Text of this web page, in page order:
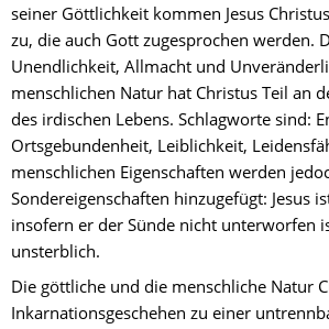
seiner Göttlichkeit kommen Jesus
zu, die auch Gott zugesprochen werden.
Unendlichkeit, Allmacht und
menschlichen Natur hat Christus Teil an
des irdischen Lebens. Schlagworte sind:
Ortsgebundenheit, Leiblichkeit,
menschlichen Eigenschaften werden
Sondereigenschaften hinzugefügt: Jesus
insofern er der Sünde nicht unterworfen
unsterblich.
Die göttliche und die menschliche Natur
Inkarnationsgeschehen zu einer